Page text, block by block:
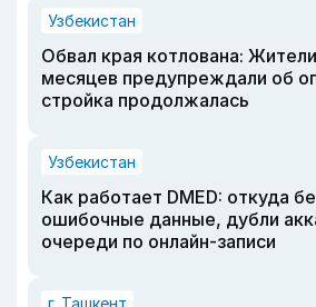
Узбекистан
Обвал края котлована:
месяцев предупреждали об
стройка продолжалась
Узбекистан
Как работает DMED: откуда
ошибочные данные, дубли
очереди по онлайн-записи
г. Ташкент